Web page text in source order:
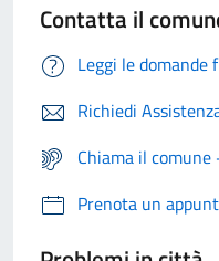
Contatta il
Leggi le domande
Richiedi
Chiama il
Prenota un